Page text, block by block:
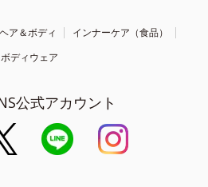
ヘア＆ボディ
インナーケア（食品）
ボディウェア
公式アカウント